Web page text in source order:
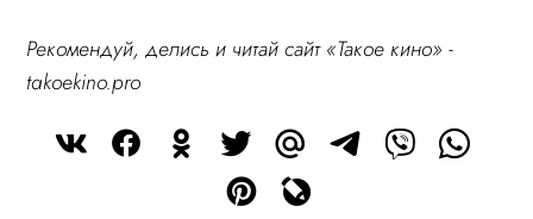
Рекомендуй, делись и читай сайт «Такое кино» -
takoekino.pro